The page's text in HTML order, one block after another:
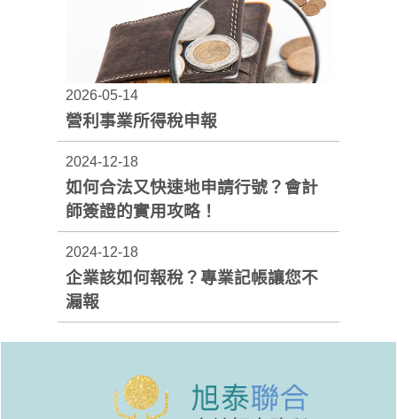
2026-05-14
營利事業所得稅申報
2024-12-18
如何合法又快速地申請行號？會計
師簽證的實用攻略！
2024-12-18
企業該如何報稅？專業記帳讓您不
漏報